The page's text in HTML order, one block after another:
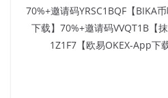
【BKEX-App下载】70%+邀请码YRSC1BQF【
下载】70%+邀请码VVQT1B【
1Z1F7【欧易OKEX-App下